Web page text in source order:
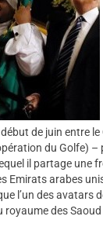
de juin entre
du Golfe) –
il partage une
Emirats arabes
l’un des avatars
royaume des